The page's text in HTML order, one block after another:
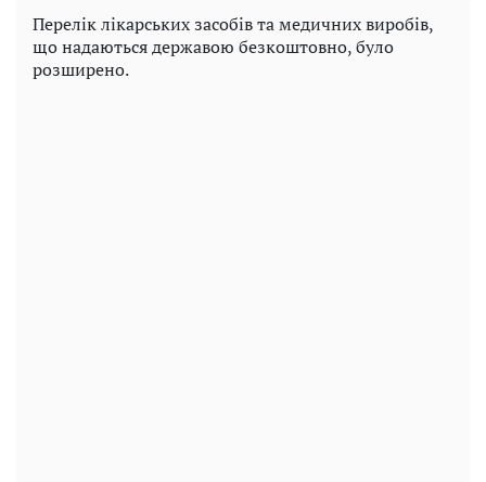
Перелік лікарських засобів та медичних виробів,
що надаються державою безкоштовно, було
розширено.